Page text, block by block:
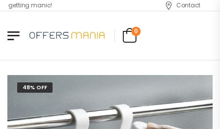
manic! Contact
0
48% OFF